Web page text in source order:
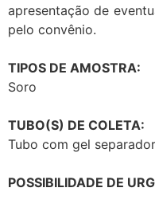
apresentação de
pelo convênio.
TIPOS DE AMOSTRA:
Soro
TUBO(S) DE COLETA:
Tubo com gel
POSSIBILIDADE DE